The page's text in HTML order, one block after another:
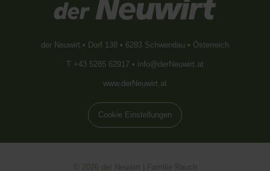
der Neuwirt • Dorf 138 • 6283 Schwendau • Österreich
T +43 5285 62917 • info@derNeuwirt.at
www.derNeuwirt.at
Cookie Einstellungen
© 2026 der Neuwirt | Familie Rauch